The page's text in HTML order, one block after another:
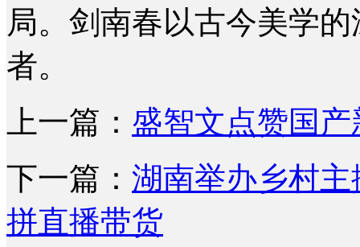
局。剑南春以古今美学
者。
上一篇： 盛智文点赞国
下一篇： 湖南举办乡村
拼直播带货